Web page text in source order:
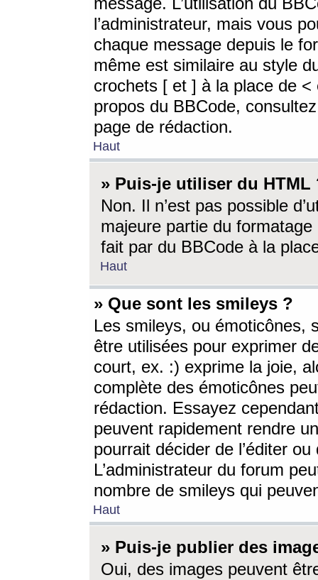
l’administrateur, mais vous
chaque message depuis le
même est similaire au style
crochets [ et ] à la place de <
propos du BBCode,
page de rédaction.
Haut
» Puis-je utiliser du HTML
Non. Il n’est pas possible
majeure partie du
fait par du BBCode à la
Haut
» Que sont les smileys ?
Les smileys, ou émoticônes,
être utilisées pour exprimer
court, ex. :) exprime la joie,
complète des émoticônes
rédaction. Essayez
peuvent rapidement rendre
pourrait décider de l’éditer
L’administrateur du forum
nombre de smileys qui
Haut
» Puis-je publier des
Oui, des images peuvent